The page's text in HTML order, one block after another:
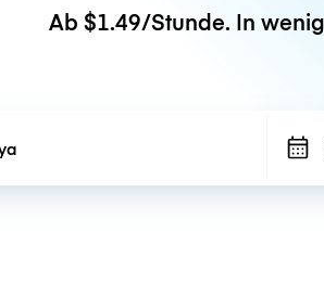
Ab $1.49/Stunde. In